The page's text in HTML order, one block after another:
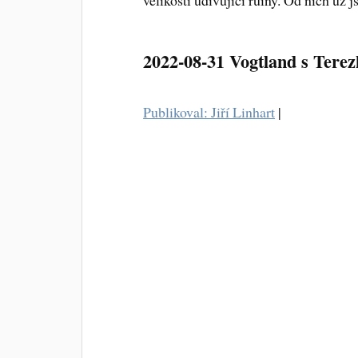
2022-08-31 Vogtland s
Publikoval: Jiří Linhart |